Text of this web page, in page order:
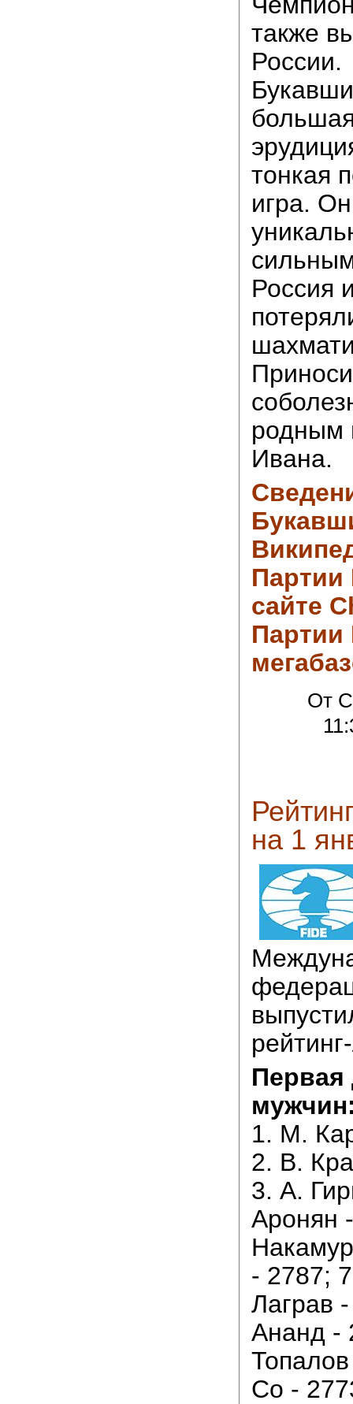
также
России.
тонкая
игра.
Россия
родным
Ивана.
Партии
сайте
Партии
От
на 1
Первая
1. М.
2. В.
3. А.
Аронян
- 2787;
Лаграв
Ананд -
Со -